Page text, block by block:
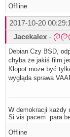
Offline
2017-10-20
Jacekalex -
Debian Czy BSD,
chyba że jakiś film
Kłopot może być
wygląda sprawa
W demokracji każdy
Si vis pacem
Offline